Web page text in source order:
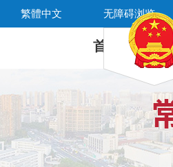
繁體中文 无障碍浏览
首 页